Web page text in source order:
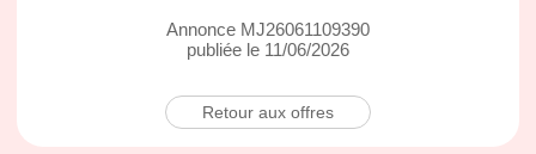
Annonce MJ26061109390
publiée le 11/06/2026
Retour aux offres